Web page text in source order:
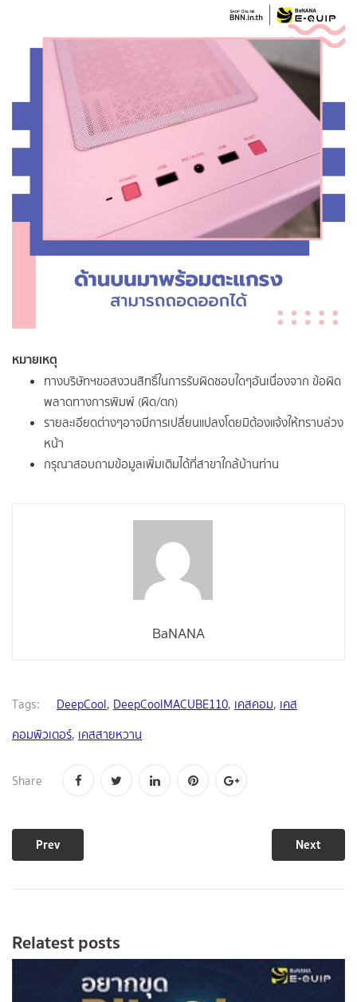
หมายเหตุ
ทางบริษัทฯขอสงวนสิทธิ์ในการรับผิดชอบใดๆอันเนื่องจาก ข้อผิด
พลาดทางการพิมพ์ (ผิด/ตก)
รายละเอียดต่างๆอาจมีการเปลี่ยนแปลงโดยมิต้องแจ้งให้ทราบล่วง
หน้า
กรุณาสอบถามข้อมูลเพิ่มเติมได้ที่สาขาใกล้บ้านท่าน
BaNANA
Tags: DeepCool, DeepCoolMACUBE110, เคสคอม, เคส
คอมพิวเตอร์, เคสสายหวาน
Share
Prev Next
Relatest posts